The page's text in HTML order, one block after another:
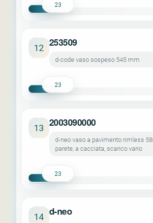
23
12 253509
d-code vaso sospeso 545 mm
23
13 2003090000
d-neo vaso a pavimento rimless
parete, a cacciata, scarico vario
23
14 d-neo